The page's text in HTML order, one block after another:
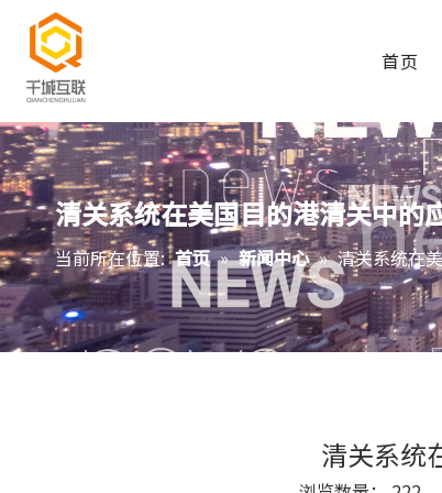
首页
清关系统在美国目的港清关中的
当前所在位置: 首页 » 新闻中心 » 清关系统在
清关系统